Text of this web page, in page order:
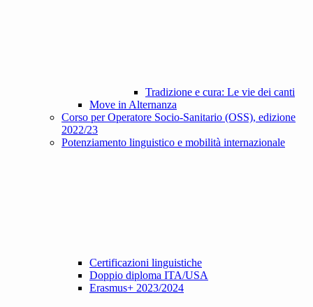
Tradizione e cura: Le vie dei canti
Move in Alternanza
Corso per Operatore Socio-Sanitario (OSS), edizione
2022/23
Potenziamento linguistico e mobilità internazionale
Certificazioni linguistiche
Doppio diploma ITA/USA
Erasmus+ 2023/2024